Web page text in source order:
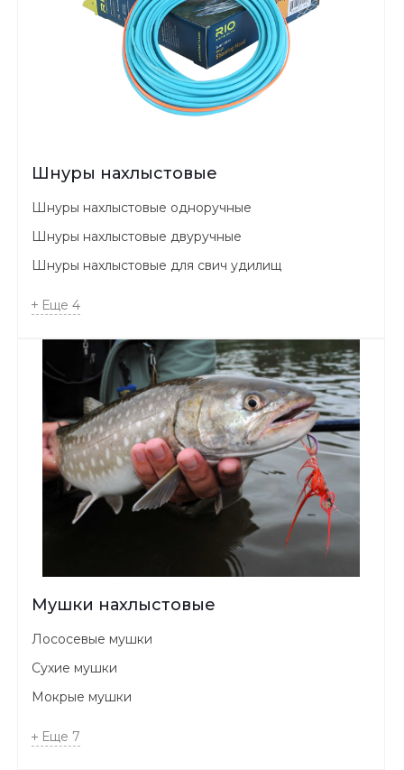
Шнуры нахлыстовые
Шнуры нахлыстовые одноручные
Шнуры нахлыстовые двуручные
Шнуры нахлыстовые для свич удилищ
Еще 4
Мушки нахлыстовые
Лососевые мушки
Сухие мушки
Мокрые мушки
Еще 7